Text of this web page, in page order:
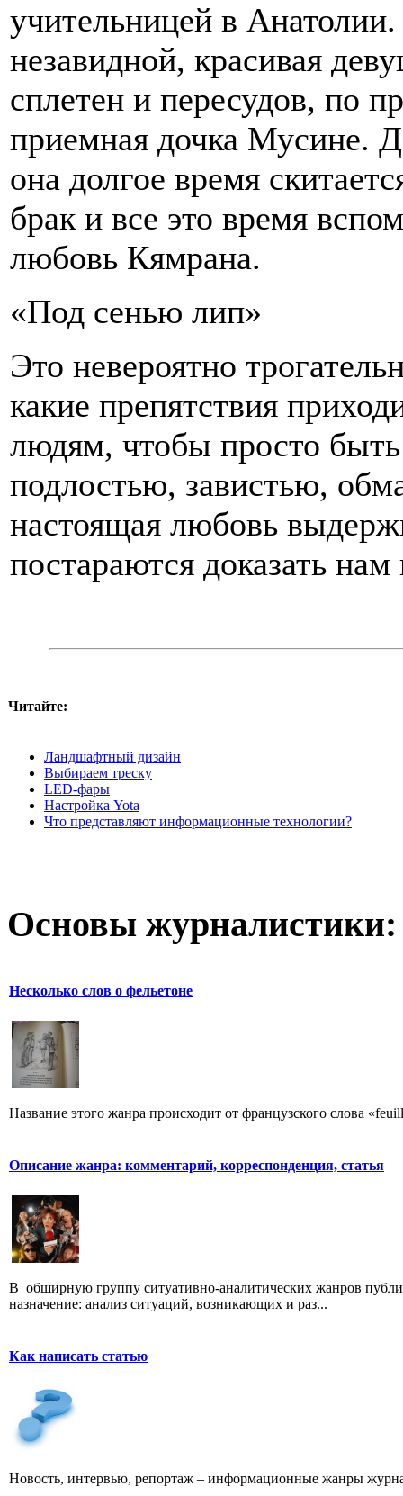
учительницей в Анатолии.
незавидной, красивая
сплетен и пересудов, по
приемная дочка Мусине.
она долгое время
брак и все это время
любовь Кямрана.
«Под сенью лип»
Это невероятно
какие препятствия
людям, чтобы просто
подлостью, завистью,
настоящая любовь
постараются доказать
Читайте:
Ландшафтный дизайн
Выбираем треску
LED-фары
Настройка Yota
Что представляют информационные технологии?
Основы журналистики:
Несколько слов о фельетоне
Название этого жанра происходит от французского слова
Описание жанра: комментарий, корреспонденция, статья
В обширную группу ситуативно-аналитических жанров
назначение: анализ ситуаций, возникающих и раз...
Как написать статью
Новость, интервью, репортаж – информационные жанры